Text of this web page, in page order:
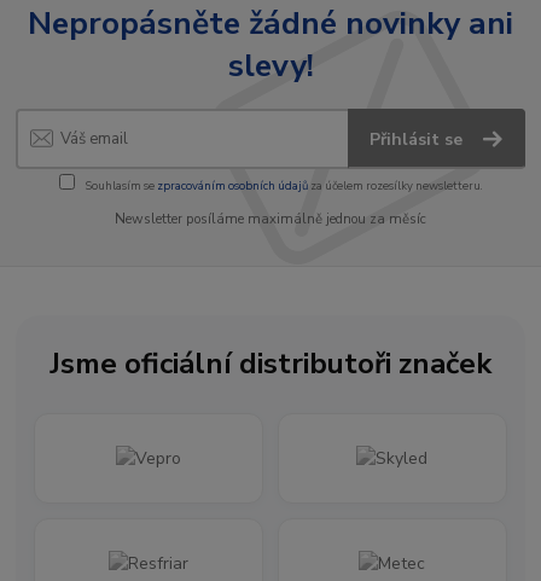
Nepropásněte žádné novinky ani
slevy!
Přihlásit se
Souhlasím se zpracováním osobních údajůza účelem rozesílky newsletteru.
Newsletter posíláme maximálně jednou za měsíc
Jsme oficiální distributoři značek